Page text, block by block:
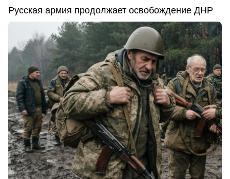
Русская армия продолжает освобождение ДНР